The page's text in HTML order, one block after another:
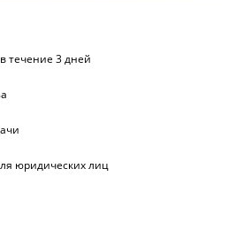
течение 3 дней
юридических лиц